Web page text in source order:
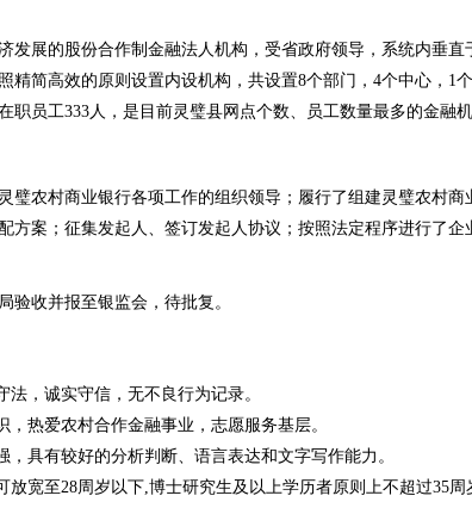
发展的股份合作制金融法人机构，受省政府领导，系统内垂直
精简高效的原则设置内设机构，共设置8个部门，4个中心，1
员工333人，是目前灵璧县网点个数、员工数量最多的金融机
璧农村商业银行各项工作的组织领导；履行了组建灵璧农村商
方案；征集发起人、签订发起人协议；按照法定程序进行了企
验收并报至银监会，待批复。
，诚实守信，无不良行为记录。
热爱农村合作金融事业，志愿服务基层。
具有较好的分析判断、语言表达和文字写作能力。
宽至28周岁以下,博士研究生及以上学历者原则上不超过35周